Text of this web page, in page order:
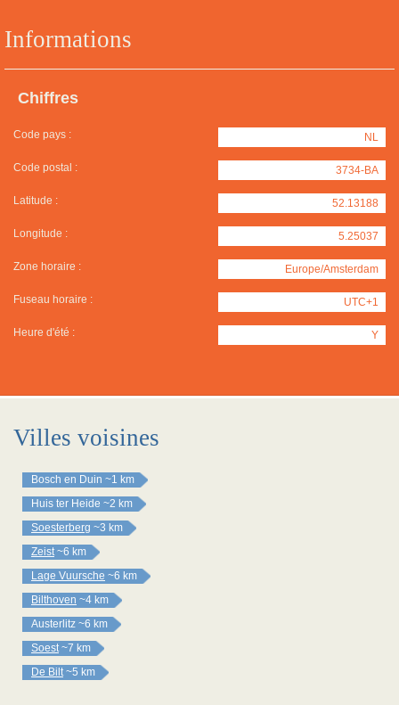
Informations
Chiffres
Code pays : NL
Code postal : 3734-BA
Latitude : 52.13188
Longitude : 5.25037
Zone horaire : Europe/Amsterdam
Fuseau horaire : UTC+1
Heure d'été : Y
Villes voisines
Bosch en Duin ~1 km
Huis ter Heide ~2 km
Soesterberg ~3 km
Zeist ~6 km
Lage Vuursche ~6 km
Bilthoven ~4 km
Austerlitz ~6 km
Soest ~7 km
De Bilt ~5 km